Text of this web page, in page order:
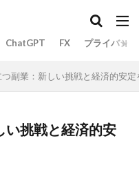
ChatGPT FX プライバシ
副業：新しい挑戦と経済的安
い挑戦と経済的安